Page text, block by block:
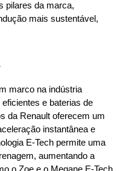
pilares da marca,
mais sustentável,
marco na indústria
e baterias de
da Renault oferecem um
instantânea e
E-Tech permite uma
aumentando a